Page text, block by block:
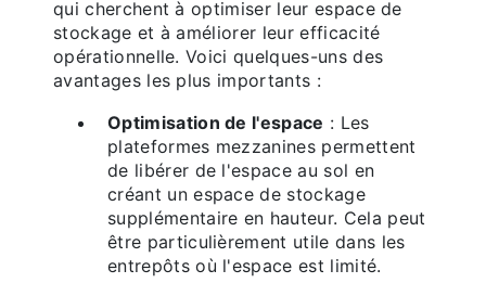
qui cherchent à optimiser leur espace de
stockage et à améliorer leur efficacité
opérationnelle. Voici quelques-uns des
avantages les plus importants :
Optimisation de l'espace : Les
plateformes mezzanines permettent
de libérer de l'espace au sol en
créant un espace de stockage
supplémentaire en hauteur. Cela peut
être particulièrement utile dans les
entrepôts où l'espace est limité.